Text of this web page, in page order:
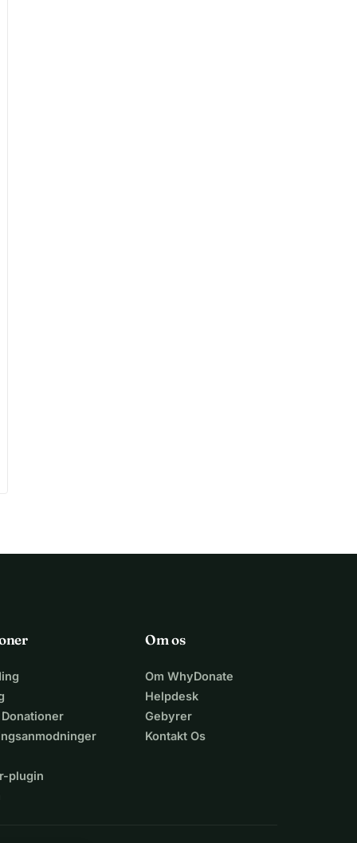
plugin
Om os
Om WhyDonate
Helpdesk
Gebyrer
Kontakt Os